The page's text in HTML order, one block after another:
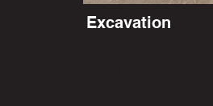
Excavation